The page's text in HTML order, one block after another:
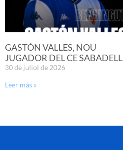
GASTÓN VALLES, NOU
JUGADOR DEL CE SABADELL
30 de juliol de 2026
Leer más »